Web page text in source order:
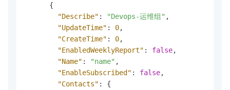
{
"Describe" : "Devops-运维组" ,
"UpdateTime" : 0,
"CreateTime" : 0,
"EnabledWeeklyReport" : false,
"Name" : "name" ,
"EnableSubscribed" : false,
"Contacts" :
{